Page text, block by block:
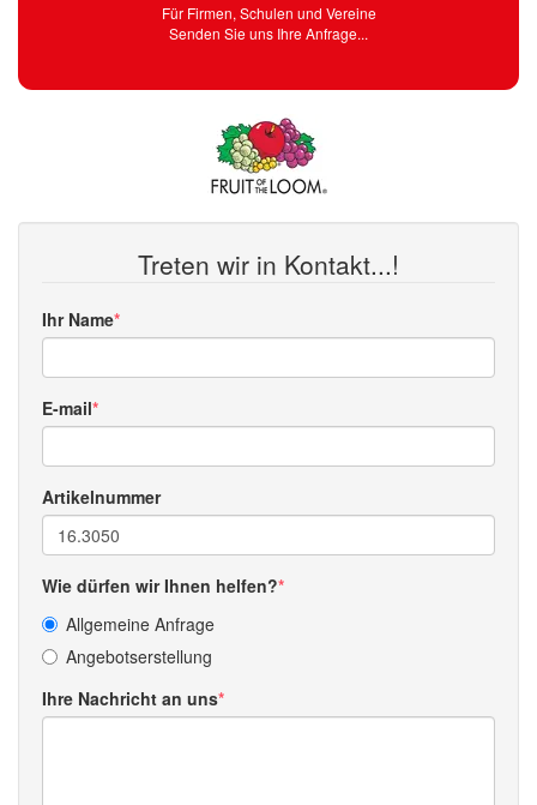
Für Firmen, Schulen und Vereine
Senden Sie uns Ihre Anfrage...
Treten wir in Kontakt...!
Ihr Name
E-mail
Artikelnummer
Wie dürfen wir Ihnen helfen?
Allgemeine Anfrage
Angebotserstellung
Ihre Nachricht an uns